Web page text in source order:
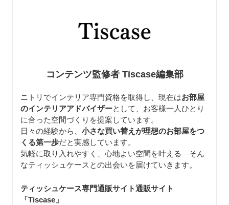
コンテンツ監修者 Tiscase編集部
ニトリでインテリア専門資格を取得し、現在はお部屋
のインテリアアドバイザーとして、お客様一人ひとり
に合った空間づくりを提案しています。
日々の経験から、 小さな買い替えが理想のお部屋をつ
くる第一歩だと実感しています。
気軽に取り入れやすく、心地よい空間を叶える—そん
なティッシュケースとの出会いを届けていきます。
ティッシュケース専門通販サイト通販サイト
「Tiscase 」